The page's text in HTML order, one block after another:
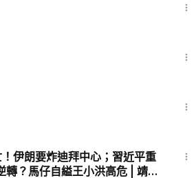
伊朗要炸迪拜中心；習近平重
轉？馬仔自縊王小洪高危 | 靖遠